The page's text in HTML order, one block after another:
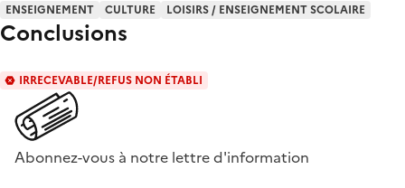
ENSEIGNEMENT CULTURE LOISIRS / ENSEIGNEMENT SCOLAIRE
Conclusions
IRRECEVABLE/REFUS NON ÉTABLI
Abonnez-vous à notre lettre d'information